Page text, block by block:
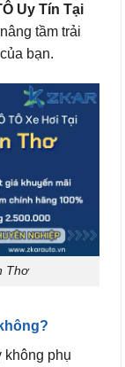
Uy Tín Tại
tầm trải
bạn.
Thơ
không phụ